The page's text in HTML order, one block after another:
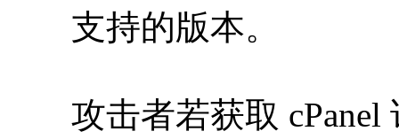
支持的版本。
攻击者若获取